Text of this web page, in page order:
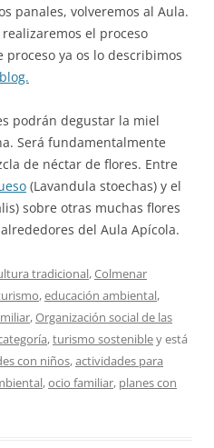
panales, volveremos al Aula.
el proceso
proceso ya os lo describimos
blog.
podrán degustar la miel
Será fundamentalmente
de néctar de flores. Entre
(Lavandula stoechas) y el
sobre otras muchas flores
del Aula Apícola.
tradicional,Colmenar
,educación ambiental,
,Organización social de las
,turismo sostenibley está
con niños,actividades para
,ocio familiar, planes con